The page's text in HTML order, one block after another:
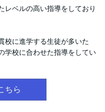
レベルの高い指導をしており
校に進学する生徒が多いた
学校に合わせた指導をしてい
ちら